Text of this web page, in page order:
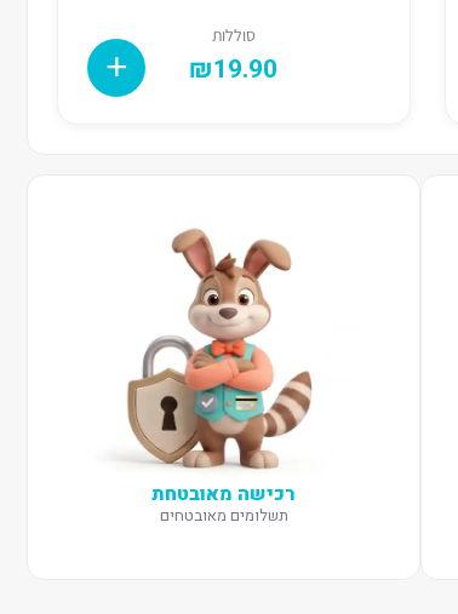
סוללות
₪19.90
רכישה מאובטחת
תשלומים מאובטחים